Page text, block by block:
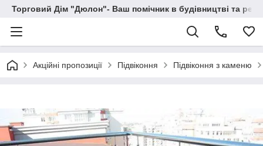
Торговий Дім "Дюлон"- Ваш помічник в будівництві та
Акційні пропозиції Підвіконня Підвіконня з каменю